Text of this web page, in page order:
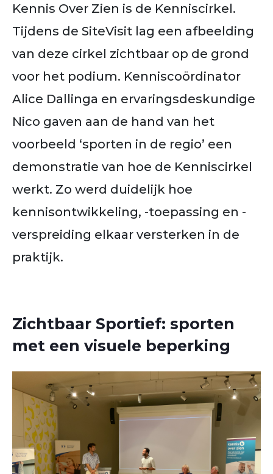
Kennis Over Zien is de Kenniscirkel.
Tijdens de SiteVisit lag een afbeelding
van deze cirkel zichtbaar op de grond
voor het podium. Kenniscoördinator
Alice Dallinga en ervaringsdeskundige
Nico gaven aan de hand van het
voorbeeld ‘sporten in de regio’ een
demonstratie van hoe de Kenniscirkel
werkt. Zo werd duidelijk hoe
kennisontwikkeling, -toepassing en -
verspreiding elkaar versterken in de
praktijk.
Zichtbaar Sportief: sporten
met een visuele beperking